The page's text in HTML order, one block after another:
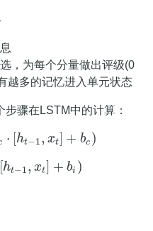
，为每个分量做出评级(0
越多的记忆进入单元状态
骤在LSTM中的计算：
⋅ [ht−1, xt] + bc )
c ⋅[ ht−1,xt ]+b )
[ht−1, xt] + bi )
ht−1,x ]+b )